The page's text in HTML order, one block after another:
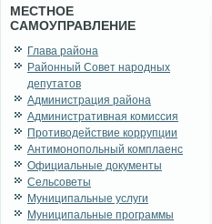
МЕСТНОЕ
САМОУПРАВЛЕНИЕ
Глава района
Районный Совет народных
депутатов
Администрация района
Административная комиссия
Противодействие коррупции
Антимонопольный комплаенс
Официальные документы
Сельсоветы
Муниципальные услуги
Муниципальные программы